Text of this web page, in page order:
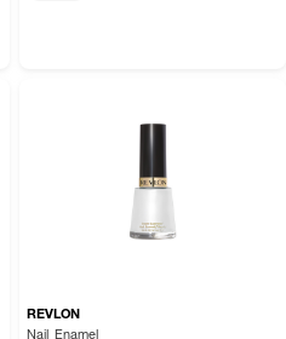
REVLON
Nail Enamel